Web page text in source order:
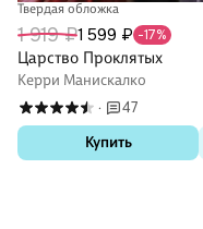
Твердая обложка
1 919 ₽1 599 ₽ -17%
Царство Проклятых
Керри Манискалко
·
47
Купить